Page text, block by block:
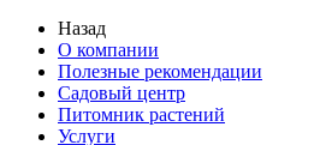
Назад
О компании
Полезные рекомендации
Садовый центр
Питомник растений
Услуги